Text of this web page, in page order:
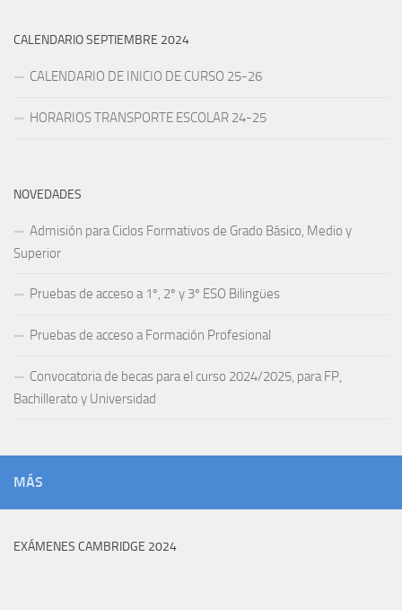
CALENDARIO SEPTIEMBRE 2024
CALENDARIO DE INICIO DE CURSO 25-26
HORARIOS TRANSPORTE ESCOLAR 24-25
NOVEDADES
Admisión para Ciclos Formativos de Grado Básico, Medio y
Superior
Pruebas de acceso a 1º, 2º y 3º ESO Bilingües
Pruebas de acceso a Formación Profesional
Convocatoria de becas para el curso 2024/2025, para FP,
Bachillerato y Universidad
MÁS
EXÁMENES CAMBRIDGE 2024